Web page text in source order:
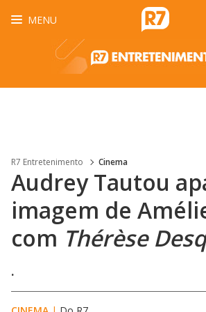
MENU
R7 Entretenimento Cinema
Audrey Tautou
imagem de
com Thérèse
.